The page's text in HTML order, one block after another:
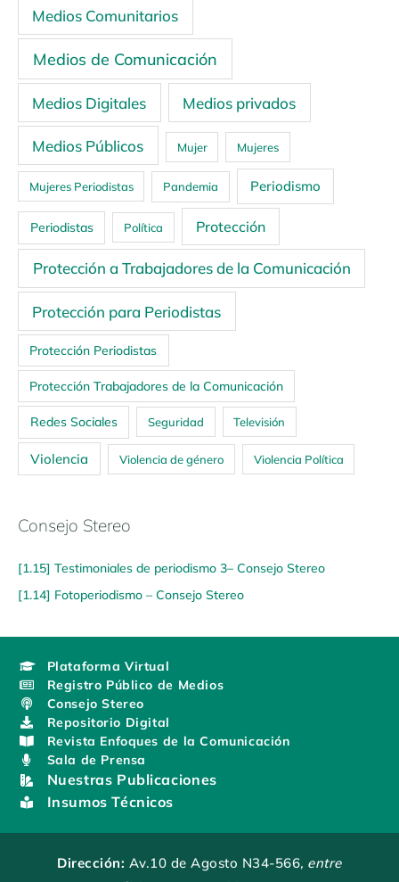
Medios Comunitarios
Medios de Comunicación
Medios Digitales Medios privados
Medios Públicos Mujer Mujeres
Mujeres Periodistas Pandemia Periodismo
Periodistas Política Protección
Protección a Trabajadores de la Comunicación
Protección para Periodistas
Protección Periodistas
Protección Trabajadores de la Comunicación
Redes Sociales Seguridad Televisión
Violencia Violencia de género Violencia Política
Consejo Stereo
[1.15] Testimoniales de periodismo 3– Consejo Stereo
[1.14] Fotoperiodismo – Consejo Stereo
Plataforma Virtual
Registro Público de Medios
Consejo Stereo
Repositorio Digital
Revista Enfoques de la Comunicación
Sala de Prensa
Nuestras Publicaciones
Insumos Técnicos
Dirección: Av.10 de Agosto N34-566, entre